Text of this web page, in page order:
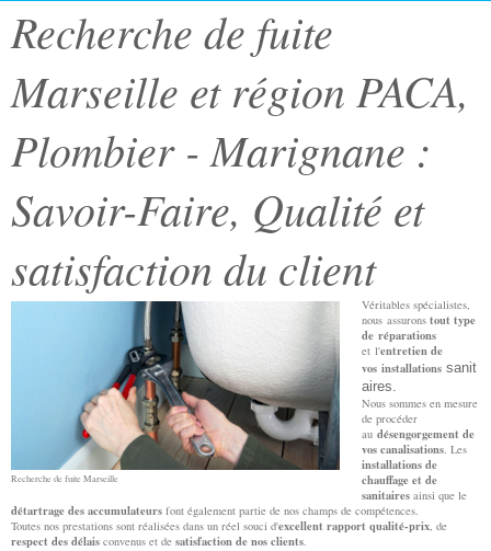
Recherche de fuite
Marseille et région PACA,
Plombier - Marignane :
Savoir-Faire, Qualité et
satisfaction du client
Recherche de fuite Marseille
Véritables spécialistes,
nous assurons tout type
de réparations
et l'entretien de
vos installations sanit
aires.
Nous sommes en mesure
de procéder
au désengorgement de
vos canalisations. Les
installations de
chauffage et de
sanitaires ainsi que le
détartrage des accumulateurs font également partie de nos champs de compétences.
Toutes nos prestations sont réalisées dans un réel souci d'excellent rapport qualité-prix, de
respect des délais convenus et de satisfaction de nos clients.